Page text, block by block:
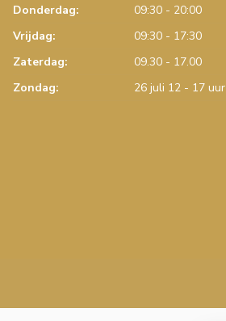
Donderdag:
09:30 - 20:00
Vrijdag:
09:30 - 17:30
Zaterdag:
09.30 - 17.00
Zondag:
26 juli 12 - 17 uur